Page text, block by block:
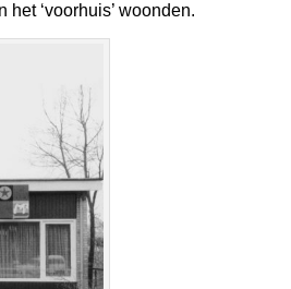
‘voorhuis’ woonden.